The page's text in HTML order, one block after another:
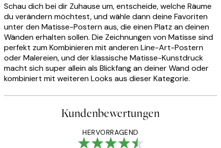
Schau dich bei dir Zuhause um, entscheide, welche Räume
du verändern möchtest, und wähle dann deine Favoriten
unter den Matisse-Postern aus, die einen Platz an deinen
Wänden erhalten sollen. Die Zeichnungen von Matisse sind
perfekt zum Kombinieren mit anderen Line-Art-Postern
oder Malereien, und der klassische Matisse-Kunstdruck
macht sich super allein als Blickfang an deiner Wand oder
kombiniert mit weiteren Looks aus dieser Kategorie.
Kundenbewertungen
HERVORRAGEND